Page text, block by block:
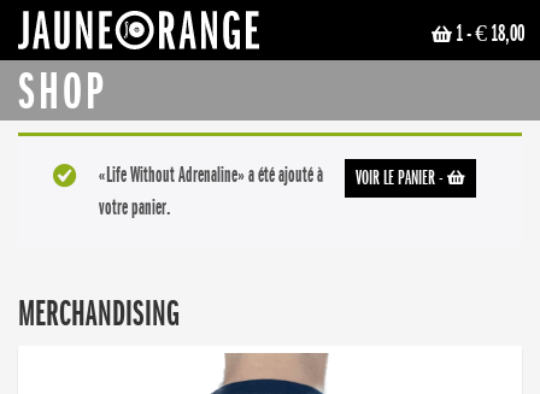
1- € 18,00
SHOP
VOIR LE PANIER-
«Life Without Adrenaline» a été ajouté à
votre panier.
MERCHANDISING